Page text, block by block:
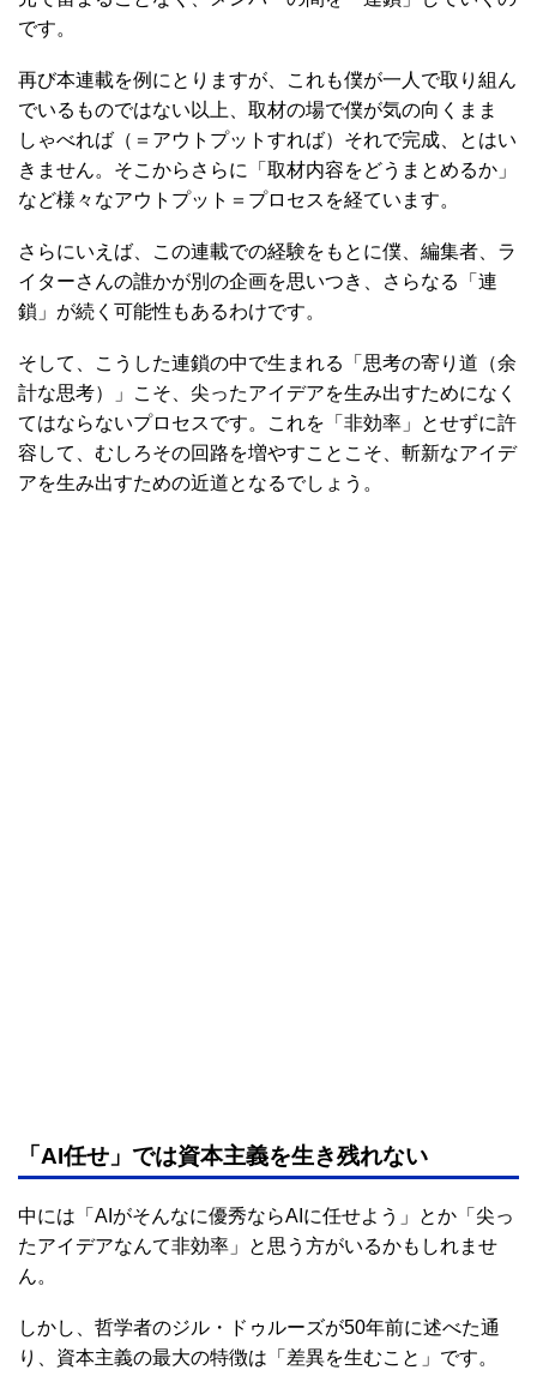
です。
再び本連載を例にとりますが、これも僕が一人で取り組ん
でいるものではない以上、取材の場で僕が気の向くまま
しゃべれば（＝アウトプットすれば）それで完成、とはい
きません。そこからさらに「取材内容をどうまとめるか」
など様々なアウトプット＝プロセスを経ています。
さらにいえば、この連載での経験をもとに僕、編集者、ラ
イターさんの誰かが別の企画を思いつき、さらなる「連
鎖」が続く可能性もあるわけです。
そして、こうした連鎖の中で生まれる「思考の寄り道（余
計な思考）」こそ、尖ったアイデアを生み出すためになく
てはならないプロセスです。これを「非効率」とせずに許
容して、むしろその回路を増やすことこそ、斬新なアイデ
アを生み出すための近道となるでしょう。
「AI任せ」では資本主義を生き残れない
中には「AIがそんなに優秀ならAIに任せよう」とか「尖っ
たアイデアなんて非効率」と思う方がいるかもしれませ
ん。
しかし、哲学者のジル・ドゥルーズが50年前に述べた通
り、資本主義の最大の特徴は「差異を生むこと」です。